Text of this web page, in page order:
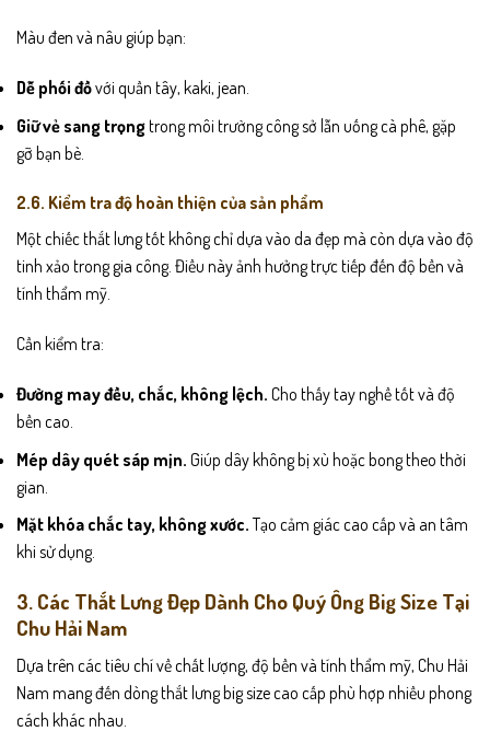
Màu đen và nâu giúp bạn:
Dễ phối đồvới quần tây, kaki, jean.
Giữ vẻ sang trọngtrong môi trường công sở lẫn uống cà phê, gặp
gỡ bạn bè.
2.6. Kiểm tra độ hoàn thiện của sản phẩm
Một chiếc thắt lưng tốt không chỉ dựa vào da đẹp mà còn dựa vào độ
tinh xảo trong gia công. Điều này ảnh hưởng trực tiếp đến độ bền và
tính thẩm mỹ.
Cần kiểm tra:
Đường may đều, chắc, không lệch. Cho thấy tay nghề tốt và độ
bền cao.
Mép dây quét sáp mịn. Giúp dây không bị xù hoặc bong theo thời
gian.
Mặt khóa chắc tay, không xước.Tạo cảm giác cao cấp và an tâm
khi sử dụng.
3. Các Thắt Lưng Đẹp Dành Cho Quý Ông Big Size Tại
Chu Hải Nam
Dựa trên các tiêu chí về chất lượng, độ bền và tính thẩm mỹ, Chu Hải
Nam mang đến dòng thắt lưng big size cao cấp phù hợp nhiều phong
cách khác nhau.